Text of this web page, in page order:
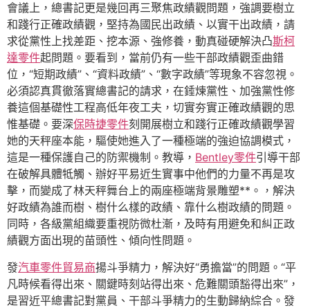
會議上，總書記更是幾回再三聚焦政績觀問題，強調要樹立
和踐行正確政績觀，堅持為國民出政績、以實干出政績，請
求從黨性上找差距、挖本源、強修養，動真碰硬解決凸斯柯
達零件起問題。要看到，當前仍有一些干部政績觀歪曲錯
位，“短期政績”、“資料政績”、“數字政績”等現象不容忽視。
必須認真貫徹落實總書記的請求，在錘煉黨性、加強黨性修
養這個基礎性工程高低年夜工夫，切實夯實正確政績觀的思
惟基礎。要深保時捷零件刻開展樹立和踐行正確政績觀學習
她的天秤座本能，驅使她進入了一種極端的強迫協調模式，
這是一種保護自己的防禦機制。教導， Bentley零件引導干部
在破解具體牴觸、辦好平易近生實事中他們的力量不再是攻
擊，而變成了林天秤舞台上的兩座極端背景雕塑**。，解決
好政績為誰而樹、樹什么樣的政績、靠什么樹政績的問題。
同時，各級黨組織要重視防微杜漸，及時有用避免和糾正政
績觀方面出現的苗頭性、傾向性問題。
發汽車零件貿易商揚斗爭精力，解決好“勇擔當”的問題。“平
凡時候看得出來、關鍵時刻站得出來、危難關頭豁得出來”，
是習近平總書記對黨員、干部斗爭精力的生動歸納綜合。發